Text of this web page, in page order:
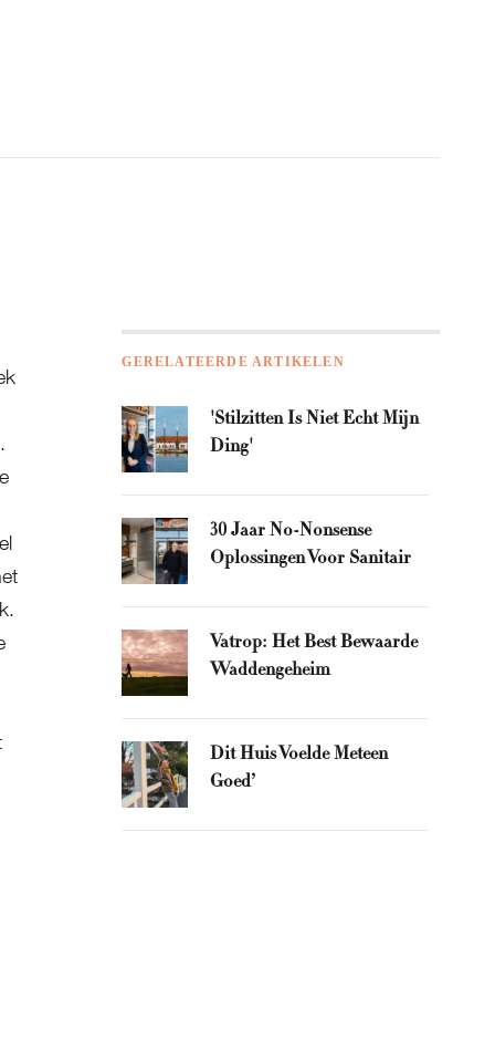
GERELATEERDE ARTIKELEN
'Stilzitten Is Niet Echt Mijn
Ding'
30 Jaar No-Nonsense
Oplossingen Voor Sanitair
Vatrop: Het Best Bewaarde
Waddengeheim
Dit Huis Voelde Meteen
Goed’